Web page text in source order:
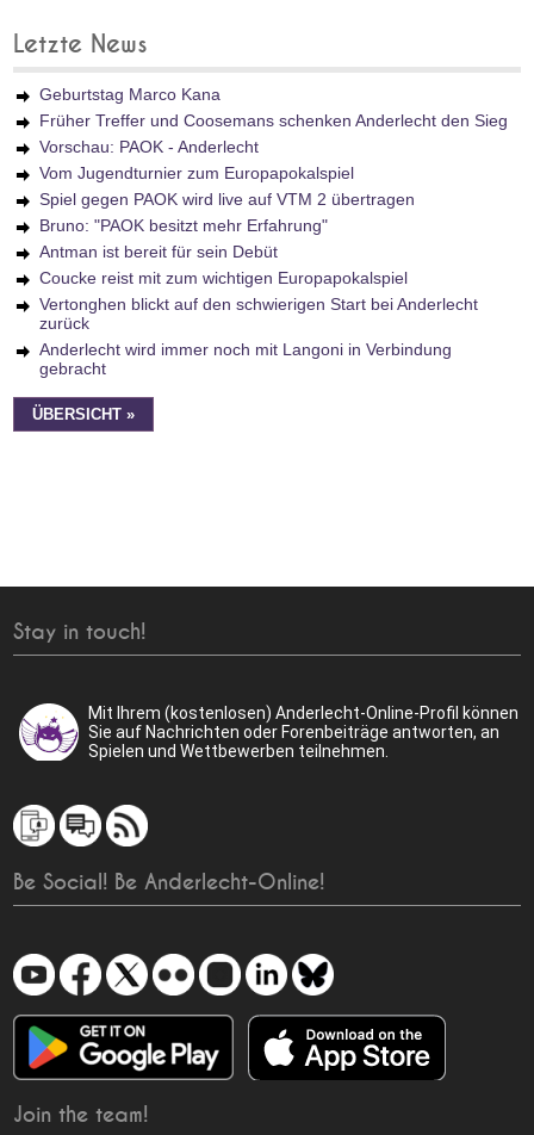
Letzte News
Geburtstag Marco Kana
Früher Treffer und Coosemans schenken Anderlecht den Sieg
Vorschau: PAOK - Anderlecht
Vom Jugendturnier zum Europapokalspiel
Spiel gegen PAOK wird live auf VTM 2 übertragen
Bruno: "PAOK besitzt mehr Erfahrung"
Antman ist bereit für sein Debüt
Coucke reist mit zum wichtigen Europapokalspiel
Vertonghen blickt auf den schwierigen Start bei Anderlecht
zurück
Anderlecht wird immer noch mit Langoni in Verbindung
gebracht
ÜBERSICHT »
Stay in touch!
Mit Ihrem (kostenlosen) Anderlecht-Online-Profil können
Sie auf Nachrichten oder Forenbeiträge antworten, an
Spielen und Wettbewerben teilnehmen.
Be Social! Be Anderlecht-Online!
Join the team!